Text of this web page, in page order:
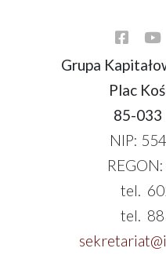
Grupa
Plac
85-033
NIP:
tel.
tel.